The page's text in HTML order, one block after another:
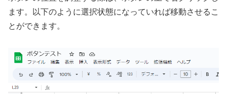
ます。以下のように選択状態になっていれば移動させるこ
とができます。